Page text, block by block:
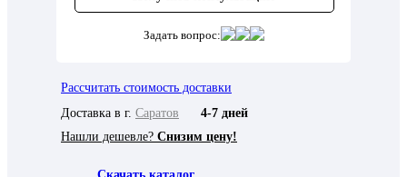
Задать вопрос:
Рассчитать стоимость доставки
Доставка в г. Саратов
4-7 дней
Нашли дешевле? Снизим цену!